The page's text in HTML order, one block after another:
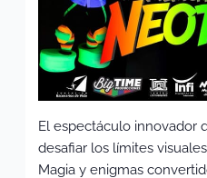
El espectáculo innovador
desafiar los límites
Magia y enigmas